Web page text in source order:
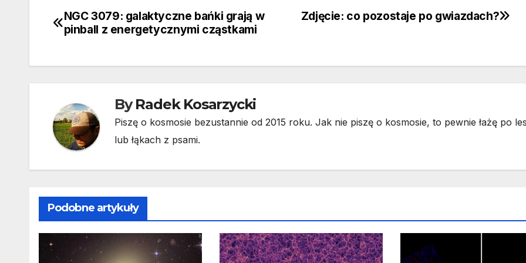
Nawigacja
Zdjęcie: co pozostaje po gwiazdach?
NGC 3079: galaktyczne bańki grają w
pinball z energetycznymi cząstkami
ByRadek Kosarzycki
Piszę o kosmosie bezustannie od 2015 roku. Jak nie piszę o kosmosie, to pewnie łażę po
lub łąkach z psami.
Podobne artykuły